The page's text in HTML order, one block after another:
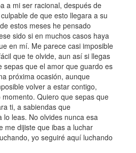
a mi ser racional, después de
de que esto llegara a su
estos meses he pensado
sido si en muchos casos haya
en mí. Me parece casi imposible
que te olvide, aun así si llegas
sepas que el amor que guardo es
próxima ocasión, aunque
volver a estar contigo,
Quiero que sepas que
ti, a sabiendas que
lo leas. No olvides nunca esa
me dijiste que ibas a luchar
yo seguiré aquí luchando